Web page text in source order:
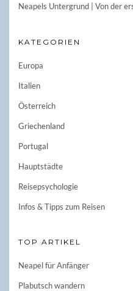
Neapels Untergrund | Von der
KATEGORIEN
Europa
Italien
Österreich
Griechenland
Portugal
Hauptstädte
Reisepsychologie
Infos & Tipps zum Reisen
TOP ARTIKEL
Neapel für Anfänger
Plabutsch wandern